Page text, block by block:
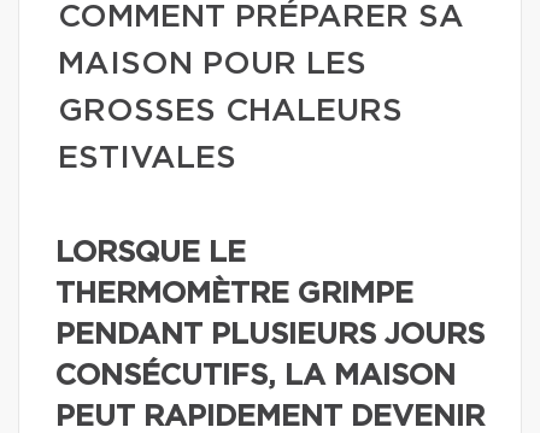
COMMENT PRÉPARER SA
MAISON POUR LES
GROSSES CHALEURS
ESTIVALES
LORSQUE LE
THERMOMÈTRE GRIMPE
PENDANT PLUSIEURS JOURS
CONSÉCUTIFS, LA MAISON
PEUT RAPIDEMENT DEVENIR